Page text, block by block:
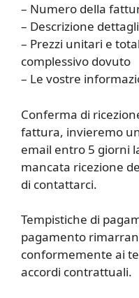
– Numero della
– Descrizione
– Prezzi unitari e
complessivo dovuto
– Le vostre
Conferma di
fattura, invieremo
email entro 5 giorni
mancata ricezione
di contattarci.
Tempistiche di
pagamento
conformemente ai
accordi contrattuali.